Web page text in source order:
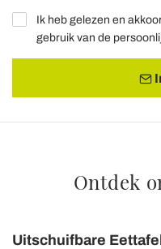
Ik heb gelezen en
gebruik van de
Ontdek
Uitschuifbare Eettafel